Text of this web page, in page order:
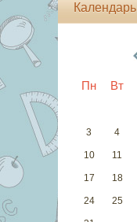
Календарь
Пн Вт
3 4
10 11
17 18
24 25